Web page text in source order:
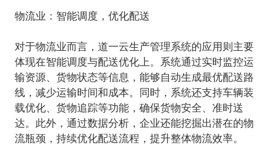
物流业：智能调度，优化配送
对于物流业而言，道一云生产管理系统的应用则主要
体现在智能调度与配送优化上。系统通过实时监控运
输资源、货物状态等信息，能够自动生成最优配送路
线，减少运输时间和成本。同时，系统还支持车辆装
载优化、货物追踪等功能，确保货物安全、准时送
达。此外，通过数据分析，企业还能挖掘出潜在的物
流瓶颈，持续优化配送流程，提升整体物流效率。